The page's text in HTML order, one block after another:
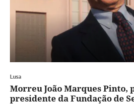
Lusa
Morreu João Marques
presidente da Fundação de